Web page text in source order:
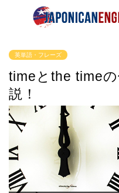
英単語・フレーズ
timeとthe time
説！